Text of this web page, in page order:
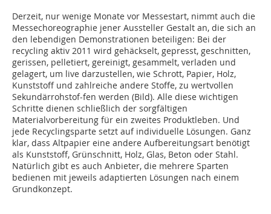
Derzeit, nur wenige Monate vor Messestart, nimmt auch die
Messechoreographie jener Aussteller Gestalt an, die sich an
den lebendigen Demonstrationen beteiligen: Bei der
recycling aktiv 2011 wird gehäckselt, gepresst, geschnitten,
gerissen, pelle­tiert, gereinigt, gesammelt, verladen und
gelagert, um live darzustellen, wie Schrott, Papier, Holz,
Kunststoff und zahlreiche andere Stoffe, zu wertvollen
Sekundärrohstof-fen werden (Bild). Alle diese wichtigen
Schritte dienen schließlich der sorgfältigen
Materialvorbereitung für ein zweites Produktleben. Und
jede Recyclingsparte setzt auf individuelle Lö­sungen. Ganz
klar, dass Altpapier eine andere Aufbereitungsart benötigt
als Kunststoff, Grünschnitt, Holz, Glas, Beton oder Stahl.
Natürlich gibt es auch Anbieter, die mehrere Sparten
bedienen mit jeweils adaptierten Lösungen nach einem
Grundkonzept.